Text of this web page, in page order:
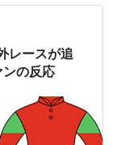
つ…
レースが追
の反応